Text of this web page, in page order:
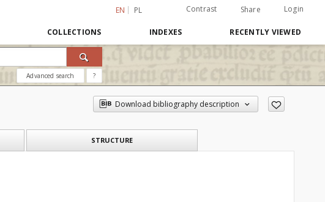
EN PL Contrast Share Login
COLLECTIONS INDEXES RECENTLY VIEWED
Advanced search ?
Download bibliography description
STRUCTURE